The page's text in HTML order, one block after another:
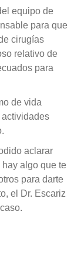
equipo de
para que
cirugías
relativo de
para
de vida
aclarar
algo que te
para darte
el Dr. Escariz